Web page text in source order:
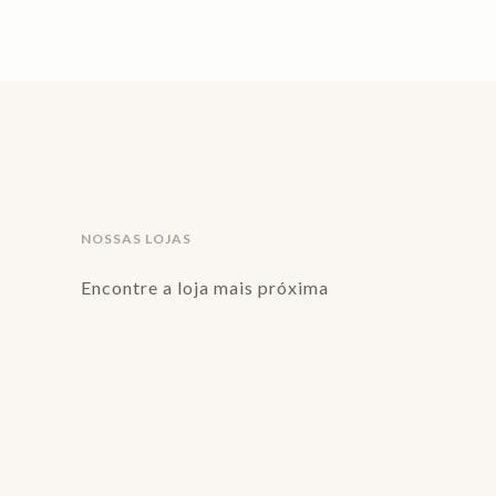
NOSSAS LOJAS
Encontre a loja mais próxima